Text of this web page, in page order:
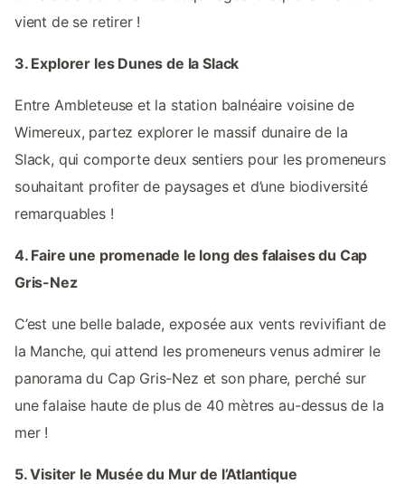
vient de se retirer !
3. Explorer les Dunes de la Slack
Entre Ambleteuse et la station balnéaire voisine de
Wimereux, partez explorer le massif dunaire de la
Slack, qui comporte deux sentiers pour les promeneurs
souhaitant profiter de paysages et d’une biodiversité
remarquables !
4. Faire une promenade le long des falaises du Cap
Gris-Nez
C’est une belle balade, exposée aux vents revivifiant de
la Manche, qui attend les promeneurs venus admirer le
panorama du Cap Gris-Nez et son phare, perché sur
une falaise haute de plus de 40 mètres au-dessus de la
mer !
5. Visiter le Musée du Mur de l’Atlantique